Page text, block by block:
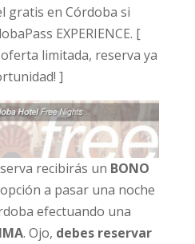
gratis en Córdoba si
EXPERIENCE. [
limitada, reserva ya
]
recibirás un BONO
a pasar una noche
efectuando una
. Ojo, debes reservar